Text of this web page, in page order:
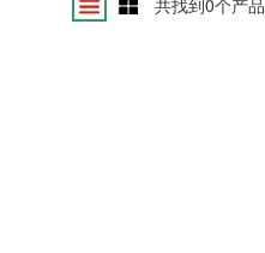
共找到0个产品